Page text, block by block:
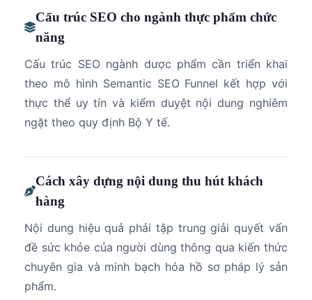
Cấu trúc SEO cho ngành thực phẩm chức
năng
Cấu trúc SEO ngành dược phẩm cần triển khai
theo mô hình Semantic SEO Funnel kết hợp với
thực thể uy tín và kiểm duyệt nội dung nghiêm
ngặt theo quy định Bộ Y tế.
Cách xây dựng nội dung thu hút khách
hàng
Nội dung hiệu quả phải tập trung giải quyết vấn
đề sức khỏe của người dùng thông qua kiến thức
chuyên gia và minh bạch hóa hồ sơ pháp lý sản
phẩm.